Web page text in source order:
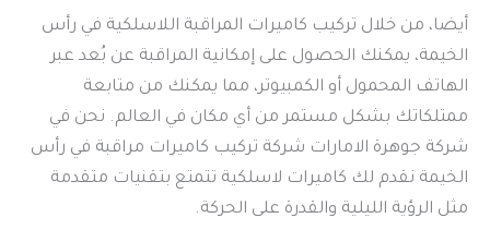
أيضا، من خلال تركيب كاميرات المراقبة اللاسلكية في رأس
الخيمة، يمكنك الحصول على إمكانية المراقبة عن بُعد عبر
الهاتف المحمول أو الكمبيوتر، مما يمكنك من متابعة
ممتلكاتك بشكل مستمر من أي مكان في العالم. نحن في
شركة جوهرة الامارات شركة تركيب كاميرات مراقبة في رأس
الخيمة نقدم لك كاميرات لاسلكية تتمتع بتقنيات متقدمة
مثل الرؤية الليلية والقدرة على الحركة.